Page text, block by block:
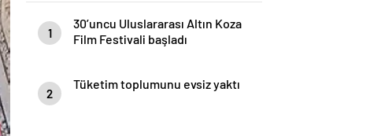
1
30’uncu Uluslararası Altın Koza
Film Festivali başladı
2
Tüketim toplumunu evsiz yaktı